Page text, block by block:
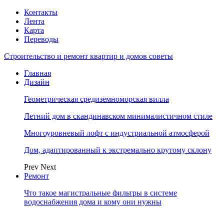
Контакты
Лента
Карта
Переводы
Строительство и ремонт квартир и домов советы
Главная
Дизайн
Геометрическая средиземноморская вилла
Летний дом в скандинавском минималистичном стиле
Многоуровневый лофт с индустриальной атмосферой
Дом, адаптированный к экстремально крутому склону
Prev Next
Ремонт
Что такое магистральные фильтры в системе
водоснабжения дома и кому они нужны